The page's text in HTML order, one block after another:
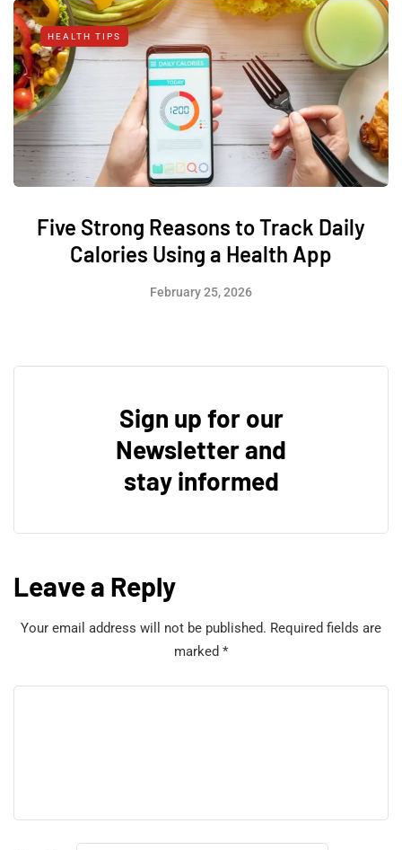
HEALTH TIPS
Five Strong Reasons to Track Daily
Calories Using a Health App
February 25, 2026
Sign up for our
Newsletter and
stay informed
Leave a Reply
Your email address will not be published. Required fields are
marked *